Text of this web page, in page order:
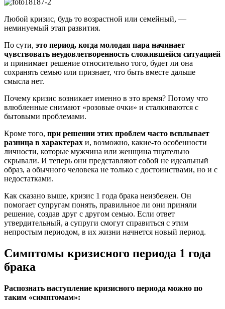
Любой кризис, будь то возрастной или семейный, —
неминуемый этап развития.
По сути, это период, когда молодая пара начинает
чувствовать неудовлетворенность сложившейся ситуацией
и принимает решение относительно того, будет ли она
сохранять семью или признает, что быть вместе дальше
смысла нет.
Почему кризис возникает именно в это время? Потому что
влюбленные снимают «розовые очки» и сталкиваются с
бытовыми проблемами.
Кроме того, при решении этих проблем часто всплывает
разница в характерах и, возможно, какие-то особенности
личности, которые мужчина или женщина тщательно
скрывали. И теперь они представляют собой не идеальный
образ, а обычного человека не только с достоинствами, но и с
недостатками.
Как сказано выше, кризис 1 года брака неизбежен. Он
помогает супругам понять, правильное ли они приняли
решение, создав друг с другом семью. Если ответ
утвердительный, а супруги смогут справиться с этим
непростым периодом, в их жизни начнется новый период.
Симптомы кризисного периода 1 года
брака
Распознать наступление кризисного периода можно по
таким «симптомам»: